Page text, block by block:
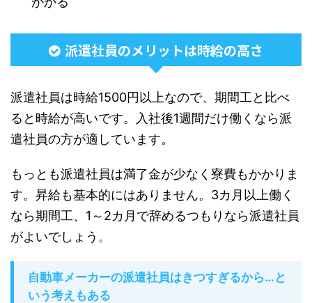
派遣社員のメリットは時給の高さ
派遣社員は時給1500円以上なので、期間工と比べ
ると時給が高いです。入社後1週間だけ働くなら派
遣社員の方が適しています。
もっとも派遣社員は満了金が少なく寮費もかかりま
す。昇給も基本的にはありません。3カ月以上働く
なら期間工、1～2カ月で辞めるつもりなら派遣社員
がよいでしょう。
自動車メーカーの派遣社員はきつすぎるから…と
いう考えもある